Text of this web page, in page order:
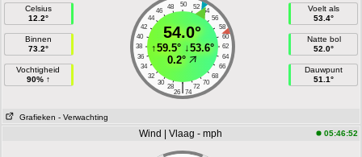
Celsius
12.2°
Binnen
73.2°
Vochtigheid
90% ↑
50
48 52
46
54
44
56
42
58
40
60
38
62
36
64
34
66
32
68
30
70
28 72
|
26 74
54.0°
↑59.5°↓53.6°
0.2°
Voelt als
53.4°
Natte bol
52.0°
Dauwpunt
51.1°
Grafieken - Verwachting
Wind | Vlaag - mph 05:46:52